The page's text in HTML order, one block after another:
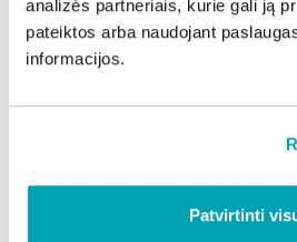
analizės partneriais, kurie gali ją
pateiktos arba naudojant
informacijos.
Patvirtinti
• nemesti į ugnį – aukštoje
pavojingos gyvsidabrio garų
didesnis šios medžiagos kiekis,